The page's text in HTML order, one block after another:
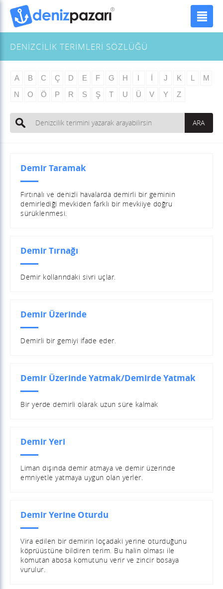
DENİZCİLİK TERİMLERİ SÖZLÜĞÜ
Demir Taramak
Fırtınalı ve denizli havalarda demirli bir geminin
demirlediği mevkiden farklı bir mevkiiye doğru
sürüklenmesi.
Demir Tırnağı
Demir kollarındaki sivri uçlar.
Demir Üzerinde
Demirli bir gemiyi ifade eder.
Demir Üzerinde Yatmak/Demirde Yatmak
Bir yerde demirli olarak uzun süre kalmak
Demir Yeri
Liman dışında demir atmaya ve demir üzerinde
emniyetle yatmaya uygun olan yerler.
Demir Yerine Oturdu
Vira edilen bir demirin loçadaki yerine oturduğunu
köprüüstüne bildiren terim. Bu halin olması ile
komutan abosa komutunu verir ve zincir bosaya
vurulur.